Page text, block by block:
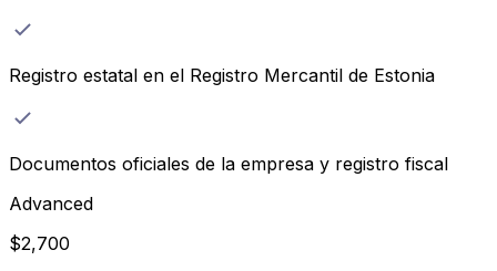
Registro estatal en el Registro Mercantil de Estonia
Documentos oficiales de la empresa y registro fiscal
Advanced
$2,700